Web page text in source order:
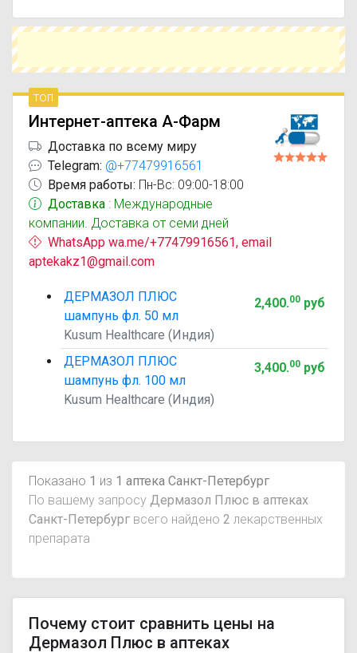
и выбрать оптимальный вариант по цене и
топ
Интернет-аптека А-Фарм
Доставка по всему миру
Telegram: @+77479916561
Время работы: Пн-Вс: 09:00-18:00
Доставка : Международные
компании. Доставка от семи дней
WhatsApp wa.me/+77479916561, email
aptekakz1@gmail.com
ДЕРМАЗОЛ ПЛЮС
шампунь фл. 50 мл
Kusum Healthcare (Индия)
2,400.00руб
ДЕРМАЗОЛ ПЛЮС
шампунь фл. 100 мл
Kusum Healthcare (Индия)
3,400.00руб
Показано 1 из 1 аптека Санкт-Петербург
По вашему запросу Дермазол Плюс в аптеках
Санкт-Петербург всего найдено 2 лекарственных
препарата
Почему стоит сравнить цены на
Дермазол Плюс в аптеках